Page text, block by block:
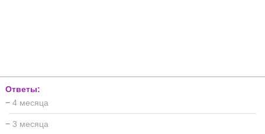
Ответы:
− 4 месяца
− 3 месяца